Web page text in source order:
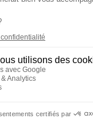
-Mentions légales-
des cookies